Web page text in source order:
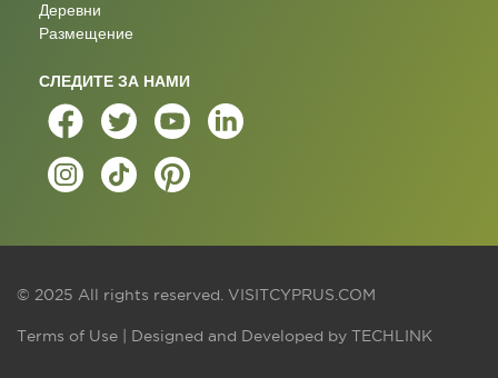
Деревни
Размещение
СЛЕДИТЕ ЗА НАМИ
© 2025 All rights reserved. VISITCYPRUS.COM
Terms of Use | Designed and Developed by TECHLINK